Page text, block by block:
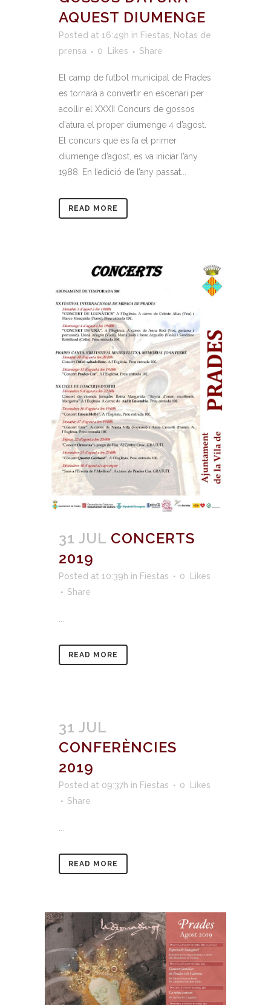
AQUEST DIUMENGE
Posted at 16:49h in Fiestas, Notas de
prensa
0 Likes Share
El camp de futbol municipal de Prades
es tornarà a convertir en escenari per
acollir el XXXII Concurs de gossos
d'atura el proper diumenge 4 d’agost.
El concurs que es fa el primer
diumenge d’agost, es va iniciar l’any
1988. En l’edició de l’any passat...
READ MORE
31 JUL CONCERTS
2019
Posted at 10:39h in Fiestas 0
Likes
Share
READ MORE
31 JUL
CONFERÈNCIES
2019
Posted at 09:37h in Fiestas 0
Likes
Share
READ MORE